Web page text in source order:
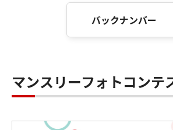
バックナンバー
マンスリーフォトコンテ